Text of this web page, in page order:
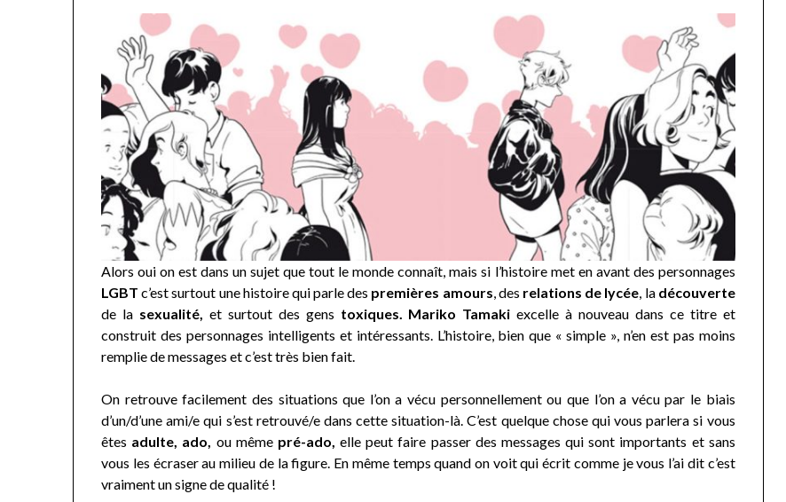
Alors oui on est dans un sujet que tout le monde connaît, mais si l’histoire met en avant des personnages
LGBT c’est surtout une histoire qui parle des premières amours , des relations de lycée , la découverte
de la sexualité, et surtout des gens toxiques. Mariko Tamaki excelle à nouveau dans ce titre et
construit des personnages intelligents et intéressants. L’histoire, bien que « simple », n’en est pas moins
remplie de messages et c’est très bien fait.
On retrouve facilement des situations que l’on a vécu personnellement ou que l’on a vécu par le biais
d’un/d’une ami/e qui s’est retrouvé/e dans cette situation-là. C’est quelque chose qui vous parlera si vous
êtes adulte, ado, ou même pré-ado, elle peut faire passer des messages qui sont importants et sans
vous les écraser au milieu de la figure. En même temps quand on voit qui écrit comme je vous l’ai dit c’est
vraiment un signe de qualité !